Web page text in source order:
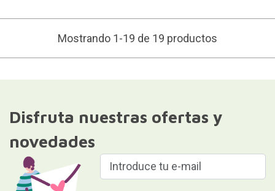
Mostrando 1-19 de 19 productos
Disfruta nuestras ofertas y
novedades